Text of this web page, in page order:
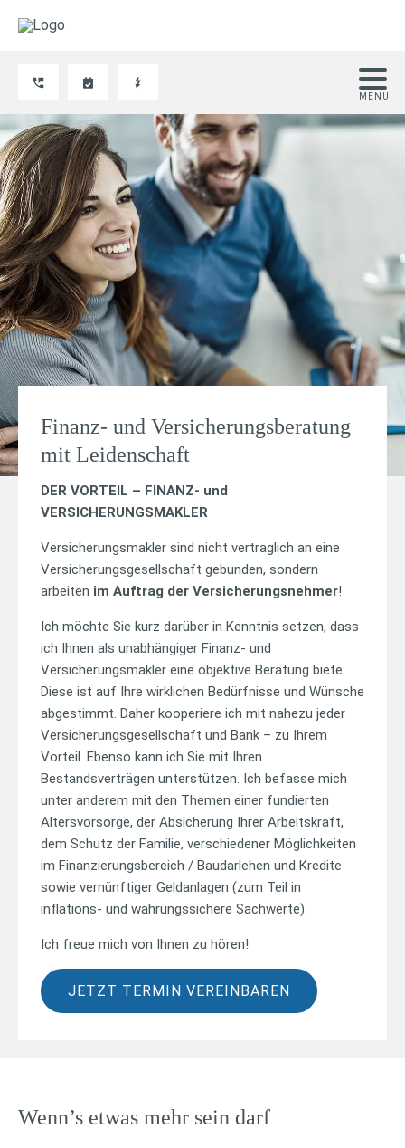
Finanz- und Versicherungs­beratung
mit Leidenschaft
DER VORTEIL – FINANZ- und
VERSICHERUNGSMAKLER
Versicherungsmakler sind nicht vertraglich an eine
Versicherungsgesellschaft gebunden, sondern
arbeiten im Auftrag der Versicherungsnehmer!
Ich möchte Sie kurz darüber in Kenntnis setzen, dass
ich Ihnen als unabhängiger Finanz- und
Versicherungsmakler eine objektive Beratung biete.
Diese ist auf Ihre wirklichen Bedürfnisse und Wünsche
abgestimmt. Daher kooperiere ich mit nahezu jeder
Versicherungsgesellschaft und Bank – zu Ihrem
Vorteil. Ebenso kann ich Sie mit Ihren
Bestandsverträgen unterstützen. Ich befasse mich
unter anderem mit den Themen einer fundierten
Altersvorsorge, der Absicherung Ihrer Arbeitskraft,
dem Schutz der Familie, verschiedener Möglichkeiten
im Finanzierungsbereich / Baudarlehen und Kredite
sowie vernünftiger Geldanlagen (zum Teil in
inflations- und währungssichere Sachwerte).
Ich freue mich von Ihnen zu hören!
JETZT TERMIN VEREINBAREN
Wenn’s etwas mehr sein darf